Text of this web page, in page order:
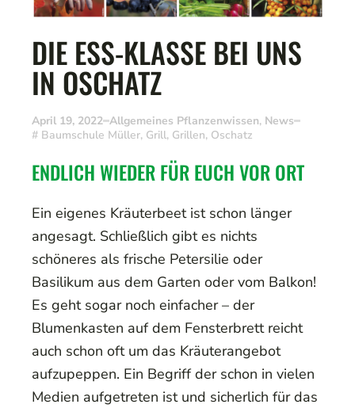
DIE ESS-KLASSE BEI UNS
IN OSCHATZ
April 19, 2022 Allgemeines Pflanzenwissen, News
# Baumschule Müller, Grill, Grillen, Oschatz
ENDLICH WIEDER FÜR EUCH VOR ORT
Ein eigenes Kräuterbeet ist schon länger
angesagt. Schließlich gibt es nichts
schöneres als frische Petersilie oder
Basilikum aus dem Garten oder vom Balkon!
Es geht sogar noch einfacher – der
Blumenkasten auf dem Fensterbrett reicht
auch schon oft um das Kräuterangebot
aufzupeppen. Ein Begriff der schon in vielen
Medien aufgetreten ist und sicherlich für das